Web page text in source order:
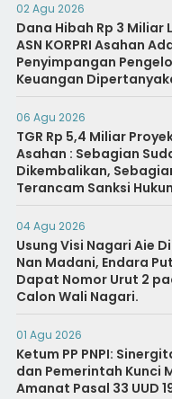
02 Agu 2026
Dana Hibah Rp 3 Miliar
ASN KORPRI Asahan
Penyimpangan
Keuangan
Diminta Segera Usut
06 Agu 2026
TGR Rp 5,4 Miliar
Asahan : Sebagian
Dikembalikan,
Terancam Sanksi
04 Agu 2026
Usung Visi Nagari Aie
Nan Madani, Endara
Dapat Nomor Urut 2
Calon Wali Nagari.
01 Agu 2026
Ketum PP PNPI:
dan Pemerintah Kunci
Amanat Pasal 33 UUD